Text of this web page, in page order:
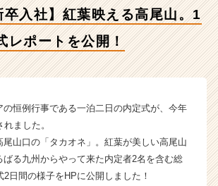
開！
式
社
ト
カ
ラ
メ
デ
ィ
卒入社】紅葉映える高尾山。1
レポートを公開！
の恒例行事である一泊二日の内定式が、今年
ました。
尾山口の「タカオネ」。紅葉が美しい高尾山
ばる九州からやって来た内定者2名を含む総
日間の様子をHPに公開しました！